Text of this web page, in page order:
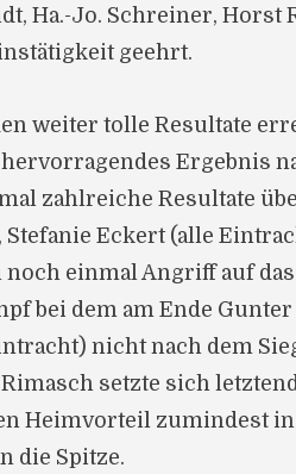
Ha.-Jo. Schreiner, Horst
geehrt.
weiter tolle Resultate
Ergebnis
zahlreiche Resultate
Stefanie Eckert (alle
noch einmal Angriff auf
bei dem am Ende
nicht nach dem
setzte sich
Heimvorteil zumindest
die Spitze.